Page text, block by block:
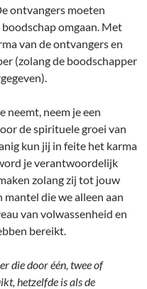
ontvangers moeten
omgaan. Met
van de ontvangers en
(zolang de boodschapper
neemt, neem je een
de spirituele groei van
kun jij in feite het karma
je verantwoordelijk
zolang zij tot jouw
die we alleen aan
van volwassenheid en
bereikt.
die door één, twee of
hetzelfde is als de